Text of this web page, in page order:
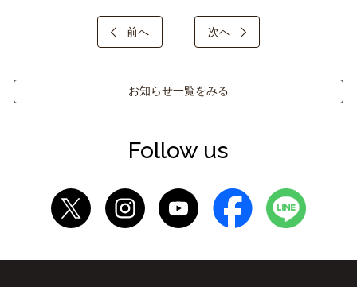
前へ 次へ
お知らせ一覧をみる
Follow us